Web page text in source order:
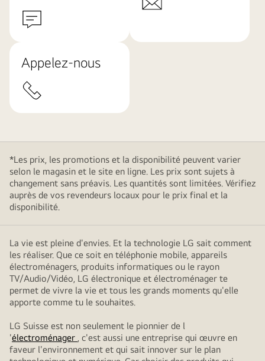
Appelez-nous
*Les prix, les promotions et la disponibilité peuvent varier
selon le magasin et le site en ligne. Les prix sont sujets à
changement sans préavis. Les quantités sont limitées. Vérifiez
auprès de vos revendeurs locaux pour le prix final et la
disponibilité.
La vie est pleine d'envies. Et la technologie LG sait comment
les réaliser. Que ce soit en téléphonie mobile, appareils
électroménagers, produits informatiques ou le rayon
TV/Audio/Vidéo, LG électronique et électroménager te
permet de vivre la vie et tous les grands moments qu'elle
apporte comme tu le souhaites.
LG Suisse est non seulement le pionnier de l
'électroménager , c'est aussi une entreprise qui œuvre en
faveur l'environnement et qui sait innover sur le plan